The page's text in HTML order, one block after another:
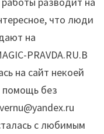
что люди
на
PRAVDA.RU.В
на сайт некоей
помощь без
с любимым